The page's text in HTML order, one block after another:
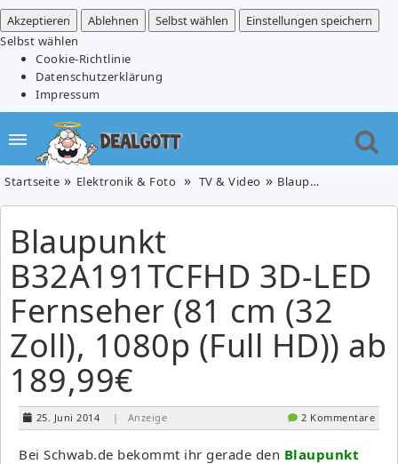
Akzeptieren
Ablehnen Selbst wählen
Einstellungen speichern
Selbst wählen
Cookie-Richtlinie
Datenschutzerklärung
Impressum
Startseite Elektronik & Foto TV & Video Blaupunkt B32A191TCFHD 3D-LED Fernseher (81 cm (32 Zoll), 1080p (Full HD)) ab 189,99€
Blaupunkt
B32A191TCFHD 3D-LED
Fernseher (81 cm (32
Zoll), 1080p (Full HD)) ab
189,99€
25. Juni 2014 | Anzeige 2 Kommentare
Bei Schwab.de bekommt ihr gerade den Blaupunkt